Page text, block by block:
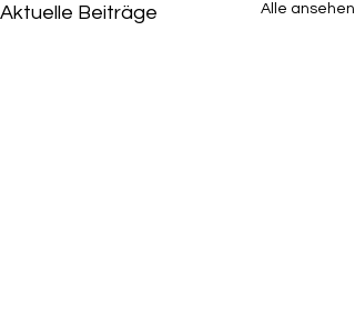
Aktuelle Beiträge Alle ansehen